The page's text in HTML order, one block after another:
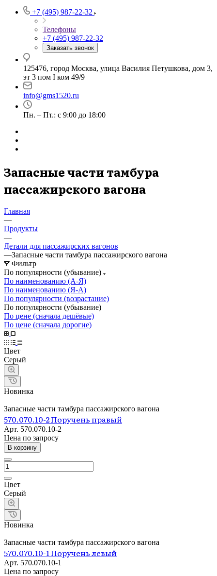
+7 (495) 987-22-32
Телефоны
+7 (495) 987-22-32
Заказать звонок
125476, город Москва, улица Василия Петушкова, дом 3,
эт 3 пом I ком 49/9
info@gms1520.ru
Пн. – Пт.: с 9:00 до 18:00
Запасные части тамбура
пассажирского вагона
Главная
—
Продукты
—
Детали для пассажирских вагонов
—Запасные части тамбура пассажирского вагона
Фильтр
По популярности (убывание)
По наименованию (А-Я)
По наименованию (Я-А)
По популярности (возрастание)
По популярности (убывание)
По цене (сначала дешёвые)
По цене (сначала дорогие)
Цвет
Серый
Новинка
Запасные части тамбура пассажирского вагона
570.070.10-2 Поручень правый
Арт. 570.070.10-2
Цена по запросу
В корзину
Цвет
Серый
Новинка
Запасные части тамбура пассажирского вагона
570.070.10-1 Поручень левый
Арт. 570.070.10-1
Цена по запросу